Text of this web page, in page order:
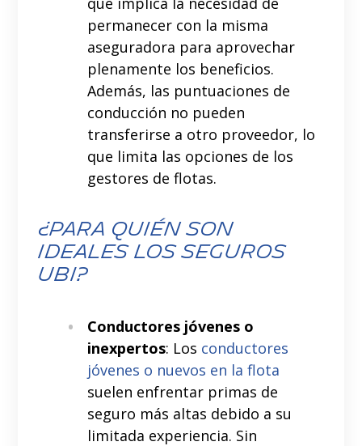
permanecer con la misma
aseguradora para aprovechar
plenamente los beneficios.
Además, las puntuaciones de
conducción no pueden
transferirse a otro proveedor, lo
que limita las opciones de los
gestores de flotas.
¿Para quién son
ideales los seguros
UBI?
Conductores jóvenes o
inexpertos: Los conductores
jóvenes o nuevos en la flota
suelen enfrentar primas de
seguro más altas debido a su
limitada experiencia. Sin